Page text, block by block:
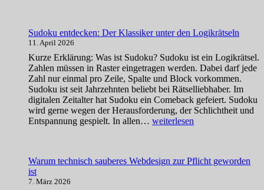
Sudoku entdecken: Der Klassiker unter den Logikrätseln
11. April 2026
Kurze Erklärung: Was ist Sudoku? Sudoku ist ein Logikrätsel.
Zahlen müssen in Raster eingetragen werden. Dabei darf jede
Zahl nur einmal pro Zeile, Spalte und Block vorkommen.
Sudoku ist seit Jahrzehnten beliebt bei Rätselliebhaber. Im
digitalen Zeitalter hat Sudoku ein Comeback gefeiert. Sudoku
wird gerne wegen der Herausforderung, der Schlichtheit und
Entspannung gespielt. In allen… Sudoku
unter
weiterlesen
Warum technisch sauberes Webdesign zur Pflicht geworden
ist
7. März 2026